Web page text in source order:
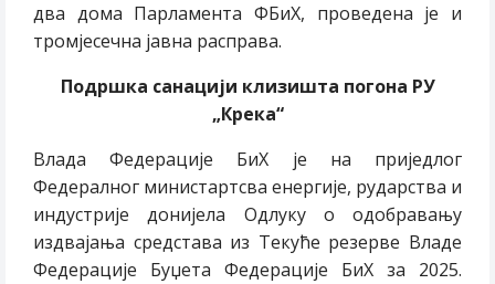
два дома Парламента ФБиХ, проведена је и
тромјесечна јавна расправа.
Подршка санацији клизишта погона РУ
„Крека“
Влада Федерације БиХ је на приједлог
Федералног министартсва енергије, рударства и
индустрије донијела Одлуку о одобравању
издвајања средстава из Текуће резерве Владе
Федерације Буџета Федерације БиХ за 2025.